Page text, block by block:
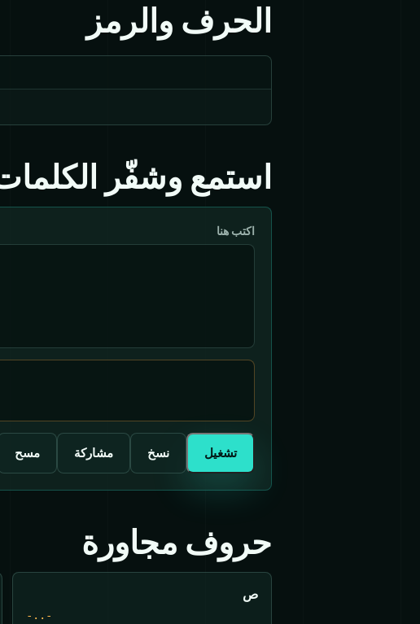
الحرف والرمز
استمع وشفّر
اكتب هنا
تشغيل نسخ مشاركة مسح
حروف مجاورة
ص
-..-